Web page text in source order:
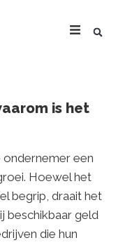
is het
ondernemer een
Hoewel het
begrip, draait het
beschikbaar geld
die hun